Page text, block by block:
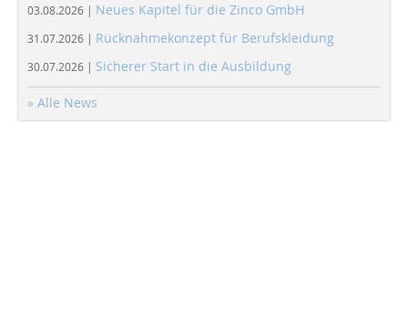
03.08.2026 | Neues Kapitel für die Zinco GmbH
31.07.2026 | Rücknahmekonzept für Berufskleidung
30.07.2026 | Sicherer Start in die Ausbildung
» Alle News